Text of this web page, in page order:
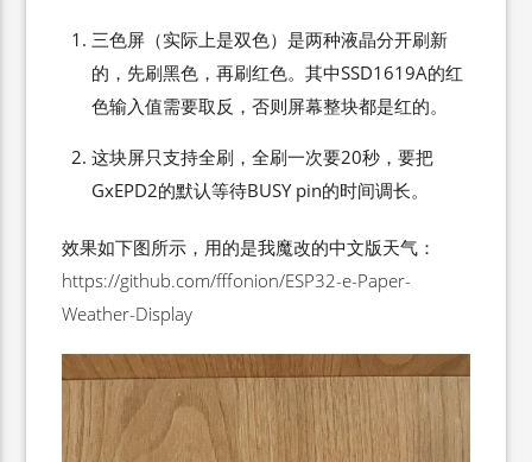
三色屏（实际上是双色）是两种液晶分开刷新
的，先刷黑色，再刷红色。其中SSD1619A的红
色输入值需要取反，否则屏幕整块都是红的。
这块屏只支持全刷，全刷一次要20秒，要把
GxEPD2的默认等待BUSY pin的时间调长。
效果如下图所示，用的是我魔改的中文版天气：
https://github.com/fffonion/ESP32-e-Paper-
Weather-Display